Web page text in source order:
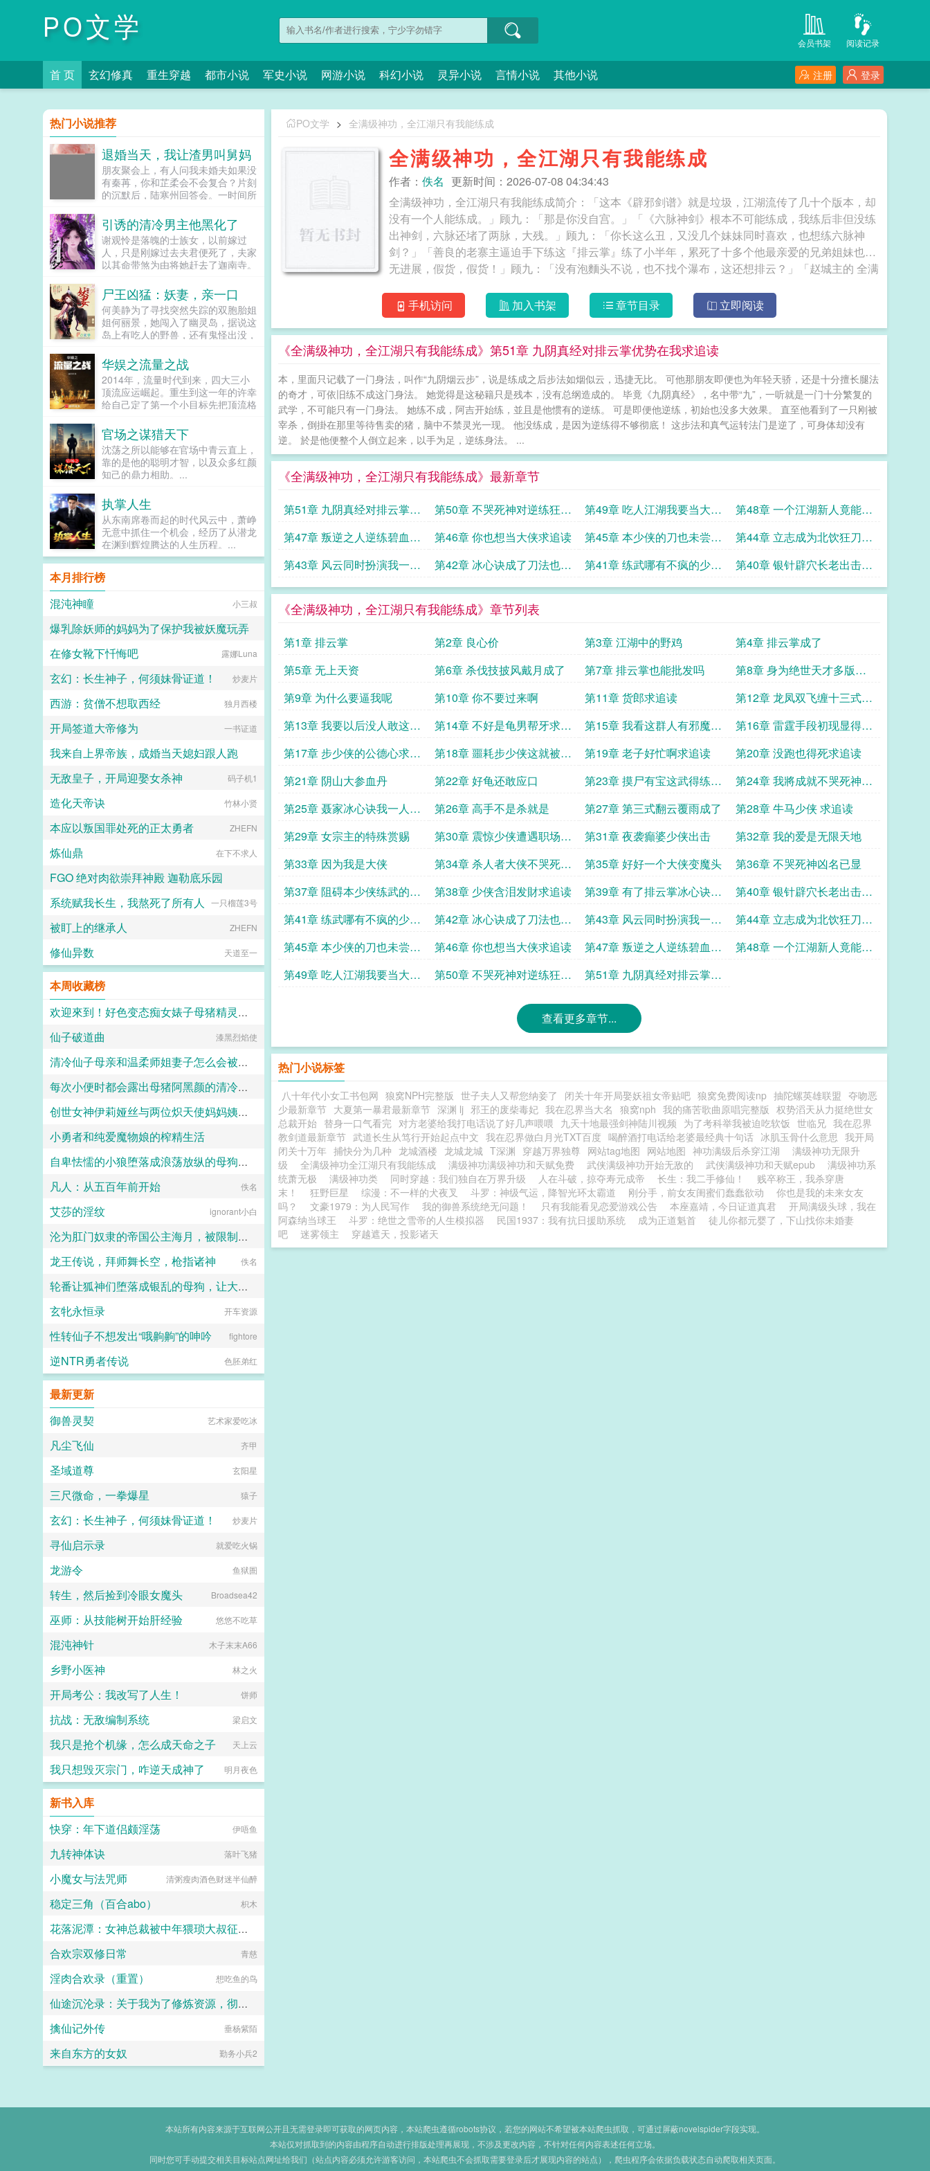
PO文学 阅读记录
会员书架
首 页 玄幻修真 重生穿越 都市小说 军史小说 网游小说 科幻小说 灵异小说 言情小说 其他小说 登录
注册
PO文学 > 全满级神功，全江湖只有我能练成
全满级神功，全江湖只有我能练成
作者： 佚名 更新时间：2026-07-08 04:34:43
全满级神功，全江湖只有我能练成简介：「这本《辟邪剑谱》就是垃圾，江湖流传了几十个版本，却
没有一个人能练成。」顾九：「那是你没自宫。」「《六脉神剑》根本不可能练成，我练后非但没练
出神剑，六脉还堵了两脉，大残。」顾九：「你长这么丑，又没几个妹妹同时喜欢，也想练六脉神
剑？」「善良的老寨主逼迫手下练这『排云掌』练了小半年，累死了十多个他最亲爱的兄弟姐妹也毫
无进展，假货，假货！」顾九：「没有泡麵头不说，也不找个瀑布，这还想排云？」「赵城主的 全满
手机访问
加入书架 章节目录 立即阅读
《全满级神功，全江湖只有我能练成》第51章 九阴真经对排云掌优势在我求追读
本，里面只记载了一门身法，叫作“九阴烟云步”，说是练成之后步法如烟似云，迅捷无比。 可他那朋友即便也为年轻天骄，还是十分擅长腿法
的奇才，可依旧练不成这门身法。 她觉得是这秘籍只是残本，没有总纲造成的。 毕竟《九阴真经》，名中带“九”，一听就是一门十分繁复的
武学，不可能只有一门身法。 她练不成，阿吉开始练，並且是他惯有的逆练。 可是即便他逆练，初始也没多大效果。 直至他看到了一只刚被
宰杀，倒掛在那里等待售卖的猪，脑中不禁灵光一现。 他没练成，是因为逆练得不够彻底！ 这步法和真气运转法门是逆了，可身体却没有
逆。 於是他便整个人倒立起来，以手为足，逆练身法。 ...
《全满级神功，全江湖只有我能练成》最新章节
第51章 九阴真经对排云掌优
势在我求追读
第50章 不哭死神对逆练狂魔
今日既分高下也分大小
第49章 吃人江湖我要当大侠
武神
第48章 一个江湖新人竟能像
云像雨又像风
第47章 叛逆之人逆练碧血龟
拳经
第46章 你也想当大侠求追读
第45章 本少侠的刀也未尝不
利
第44章 立志成为北饮狂刀的
男人
第43章 风云同时扮演我一人
即是风云求追读
第42章 冰心诀成了刀法也成
了都成了求追读
第41章 练武哪有不疯的少侠
说疯就疯
第40章 银针辟穴长老出击求
追读
《全满级神功，全江湖只有我能练成》章节列表
第1章 排云掌 第2章 良心价 第3章 江湖中的野鸡
第4章 排云掌成了
第5章 无上天资
第6章 杀伐技披风戴月成了 第7章 排云掌也能批发吗
第8章 身为绝世天才多版本
修炼很正常
第9章 为什么要逼我呢 第10章 你不要过来啊 第11章 货郎求追读
第12章 龙凤双飞缠十三式求
追读
第13章 我要以后没人敢这么
和我说话求追读
第14章 不好是龟男帮牙求追
读
第15章 我看这群人有邪魔外
道之姿
第16章 雷霆手段初现显得本
少侠跟反派一样
第17章 步少侠的公德心求追
读
第18章 噩耗步少侠这就被悬
赏了
第19章 老子好忙啊求追读
第20章 没跑也得死求追读
第21章 阴山大参血丹
第22章 好龟还敢应口
第23章 摸尸有宝这武得练求
追读
第24章 我將成就不哭死神威
名求追读
第25章 聂家冰心诀我一人也
能风云合体
第26章 高手不是杀就是 第27章 第三式翻云覆雨成了
第28章 牛马少侠 求追读
第29章 女宗主的特殊赏赐
第30章 震惊少侠遭遇职场x
骚扰就是要干牙
第31章 夜袭癲婆少侠出击
第32章 我的爱是无限天地
第33章 因为我是大侠
第34章 杀人者大侠不哭死神
也
第35章 好好一个大侠变魔头
第36章 不哭死神凶名已显
第37章 阻碍本少侠练武的都
將毁灭求追读
第38章 少侠含泪发財求追读
第39章 有了排云掌冰心诀傲
寒六诀全有了求追读
第40章 银针辟穴长老出击求
追读
第41章 练武哪有不疯的少侠
说疯就疯
第42章 冰心诀成了刀法也成
了都成了求追读
第43章 风云同时扮演我一人
即是风云求追读
第44章 立志成为北饮狂刀的
男人
第45章 本少侠的刀也未尝不
利
第46章 你也想当大侠求追读
第47章 叛逆之人逆练碧血龟
拳经
第48章 一个江湖新人竟能像
第49章 吃人江湖我要当大侠
第50章 不哭死神对逆练狂魔
第51章 九阴真经对排云掌优
查看更多章节...
热门小说标签
八十年代小女工书包网 狼窝NPH完整版 世子夫人又帮您纳妾了 闭关十年开局娶妖祖女帝贴吧 狼窝免费阅读np 抽陀螺英雄联盟 夺吻恶
少最新章节 大夏第一暴君最新章节 深渊 lj 邪王的废柴毒妃 我在忍界当大名 狼窝nph 我的痛苦歌曲原唱完整版 权势滔天从力挺绝世女
总裁开始 替身一口气看完 对方老婆给我打电话说了好几声喂喂 九天十地最强剑神陆川视频 为了考科举我被迫吃软饭 世临兄 我在忍界
教剑道最新章节 武道长生从笃行开始起点中文 我在忍界做白月光TXT百度 喝醉酒打电话给老婆最经典十句话 冰肌玉骨什么意思 我开局
闭关十万年 捕快分为几种 龙城酒楼 龙城龙城 T深渊 穿越万界独尊 网站tag地图 网站地图 神功满级后杀穿江湖
满级神功无限升
级
全满级神功全江湖只有我能练成 满级神功满级神功和天赋免费 武侠满级神功开始无敌的 武侠满级神功和天赋epub
满级神功系
统萧无极
满级神功类 同时穿越：我们独自在万界升级 人在斗破，掠夺寿元成帝 长生：我二手修仙！
贱卒称王，我杀穿唐
末！
狂野巨星 综漫：不一样的犬夜叉 斗罗：神级气运，降智光环太霸道 刚分手，前女友闺蜜们蠢蠢欲动
你也是我的未来女友
吗？
文豪1979：为人民写作 我的御兽系统绝无问题！ 只有我能看见恋爱游戏公告 本座嘉靖，今日证道真君
开局满级头球，我在
阿森纳当球王
斗罗：绝世之雪帝的人生模拟器 民国1937：我有抗日援助系统 成为正道魁首
徒儿你都元婴了，下山找你未婚妻
吧
迷雾领主 穿越遮天，投影诸天
热门小说推荐
退婚当天，我让渣男叫舅妈
朋友聚会上，有人问我未婚夫如果没
有秦苒，你和芷柔会不会复合？片刻
的沉默后，陆寒州回答会。一时间所
我会吃醋闹腾，却不想我带头鼓掌，
献上祝福。既然忘不了，我退出成全
你们，你们要不要再亲一个庆祝下？
我坚定的取消婚约，头也不回的离
开。陆寒州却以为我在闹脾气，笃定
陆夫人的宝座。后来，我和陆寒州那
禁欲的律师小舅舅的婚礼现场。他发
疯一样的飙车赶到，红着眼求我和他
一起私奔。傅斯珩一脚踹开他，搂着
就给我滚！...
引诱的清冷男主他黑化了
谢观怜是落魄的士族女，以前嫁过
人，只是刚嫁过去夫君便死了，夫家
以其命带煞为由将她赶去了迦南寺。
而望，表现得十分凄惨，只为了吸引
自幼就喜欢的禁欲佛子。为了...
尸王凶猛：妖妻，亲一口
何美静为了寻找突然失踪的双胞胎姐
姐何丽景，她闯入了幽灵岛，据说这
岛上有吃人的野兽，还有鬼怪出没，
们进了一个神秘的洞穴之中，才知道
有一种让人变异的病毒，而这时候，
他...
华娱之流量之战
2014年，流量时代到来，四大三小
顶流应运崛起。重生到这一年的许幸
给自己定了第一个小目标先把顶流格
都有好姐姐，还有灵活的上进心，通
过努力奋斗，一打七不难吧！奋斗什
么？早就给你安排好了。不是，我不
能躺平，让我起来撕！本书又名一开
始我是想奋斗的我确实奋斗了我的剑
官场之谋猎天下
沈荡之所以能够在官场中青云直上，
靠的是他的聪明才智，以及众多红颜
知己的鼎力相助。...
执掌人生
从东南席卷而起的时代风云中，萧峥
无意中抓住一个机会，经历了从潜龙
在渊到辉煌腾达的人生历程。...
本月排行榜
混沌神瞳
小三叔
爆乳除妖师的妈妈为了保护我被妖魔玩弄
心心念念
在修女靴下忏悔吧 露娜Luna
玄幻：长生神子，何须妹骨证道！ 炒麦片
西游：贫僧不想取西经 独月西楼
开局签道大帝修为 一书证道
我来自上界帝族，成婚当天媳妇跟人跑
社恐啊社恐
无敌皇子，开局迎娶女杀神 码子机1
造化天帝诀 竹林小贤
本应以叛国罪处死的正太勇者 ZHEFN
炼仙鼎 在下不求人
FGO 绝对肉欲崇拜神殿 迦勒底乐园
为了爱与正义
系统赋我长生，我熬死了所有人 一只榴莲3号
被盯上的继承人 ZHEFN
修仙异数 天道至一
本周收藏榜
欢迎來到！好色变态痴女婊子母猪精灵的森林
indainoyakou
仙子破道曲 漆黑烈焰使
清冷仙子母亲和温柔师姐妻子怎么会被养马的妖族杂种肏的只会“齁哦哦”的母马肉便器
山山月339
每次小便时都会露出母猪阿黑颜的清冷仙母
小鹿斑比
创世女神伊莉娅丝与两位炽天使妈妈姨妈一起输给勇者的肉棒，神国沦陷成为新神王的永世肉便器
愛と税のために
小勇者和纯爱魔物娘的榨精生活
用户7843743880
自卑怯懦的小狼堕落成浪荡放纵的母狗一共需要多久？用快感洗刷掉一切自我和人格吧～
竹子
凡人：从五百年前开始 佚名
艾莎的淫纹 ignorant小白
沦为肛门奴隶的帝国公主海月，被限制高潮后终于爱上性交被调教成性爱母狗还要被带出门？
旅人1969
龙王传说，拜师舞长空，枪指诸神 佚名
轮番让狐神们堕落成银乱的母狗，让大家全都沦陷成喜欢被信徒群奸的淫神吧～
竹子
玄牝永恒录 开车资源
性转仙子不想发出“哦齁齁”的呻吟 fightore
逆NTR勇者传说 色胚弟红
最新更新
御兽灵契
艺术家爱吃冰
凡尘飞仙 齐甲
圣域道尊 玄阳星
三尺微命，一拳爆星 猿子
玄幻：长生神子，何须妹骨证道！ 炒麦片
寻仙启示录 就爱吃火锅
龙游令 鱼狱圄
转生，然后捡到冷眼女魔头 Broadsea42
巫师：从技能树开始肝经验 悠悠不吃草
混沌神针 木子末末A66
乡野小医神 林之火
开局考公：我改写了人生！ 饼师
抗战：无敌编制系统 梁启文
我只是抢个机缘，怎么成天命之子 天上云
我只想毁灭宗门，咋逆天成神了 明月夜色
新书入库
快穿：年下道侣颇淫荡
伊唔鱼
九转神体诀 落叶飞猪
小魔女与法咒师 清粥瘦肉酒色财迷半仙醉
稳定三角（百合abo） 枳木
花落泥潭：女神总裁被中年猥琐大叔征服沦为母狗孕妻
暖海
合欢宗双修日常 青慈
淫肉合欢录（重置） 想吃鱼的鸟
仙途沉沦录：关于我为了修炼资源，彻底恶堕成仙门母畜这件事
画眉桃
擒仙记外传 垂杨紫陌
来自东方的女奴 勤务小兵2
本站所有内容来源于互联网公开且无需登录即可获取的网页内容，本站爬虫遵循robots协议，若您的网站不希望被本站爬虫抓取，可通过屏蔽novelspider字段实现。
本站仅对抓取到的内容由程序自动进行排版处理再展现，不涉及更改内容，不针对任何内容表述任何立场。
同时您可手动提交相关目标站点网址给我们（站点内容必须允许游客访问，本站爬虫不会抓取需要登录后才展现内容的站点），爬虫程序会依据负载状态自动爬取相关页面。